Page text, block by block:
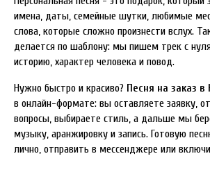
имена, даты, семейные шутки, любимые
слова, которые сложно произнести вслух.
делается по шаблону: мы пишем трек с
историю, характер человека и повод.
Нужно быстро и красиво? Песня на заказ
в онлайн-формате: вы оставляете заявку,
вопросы, выбираете стиль, а дальше мы
музыку, аранжировку и запись. Готовую
лично, отправить в мессенджере или